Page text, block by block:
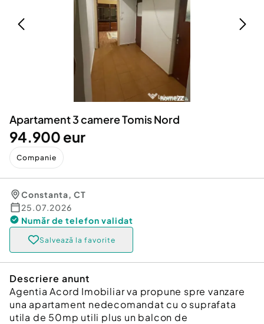
Servicii
Animale de companie
Afaceri și echipamente profesionale
Inchiriere Bunuri si Vehicule
Utilaje agricole si industriale
Piese auto si accesorii
Apartament 3 camere Tomis Nord
94.900 eur
Companie
Constanta, CT
25.07.2026
Număr de telefon validat
Salvează la favorite
Descriere anunt
Agentia Acord Imobiliar va propune spre vanzare
una apartament nedecomandat cu o suprafata
utila de 50mp utili plus un balcon de